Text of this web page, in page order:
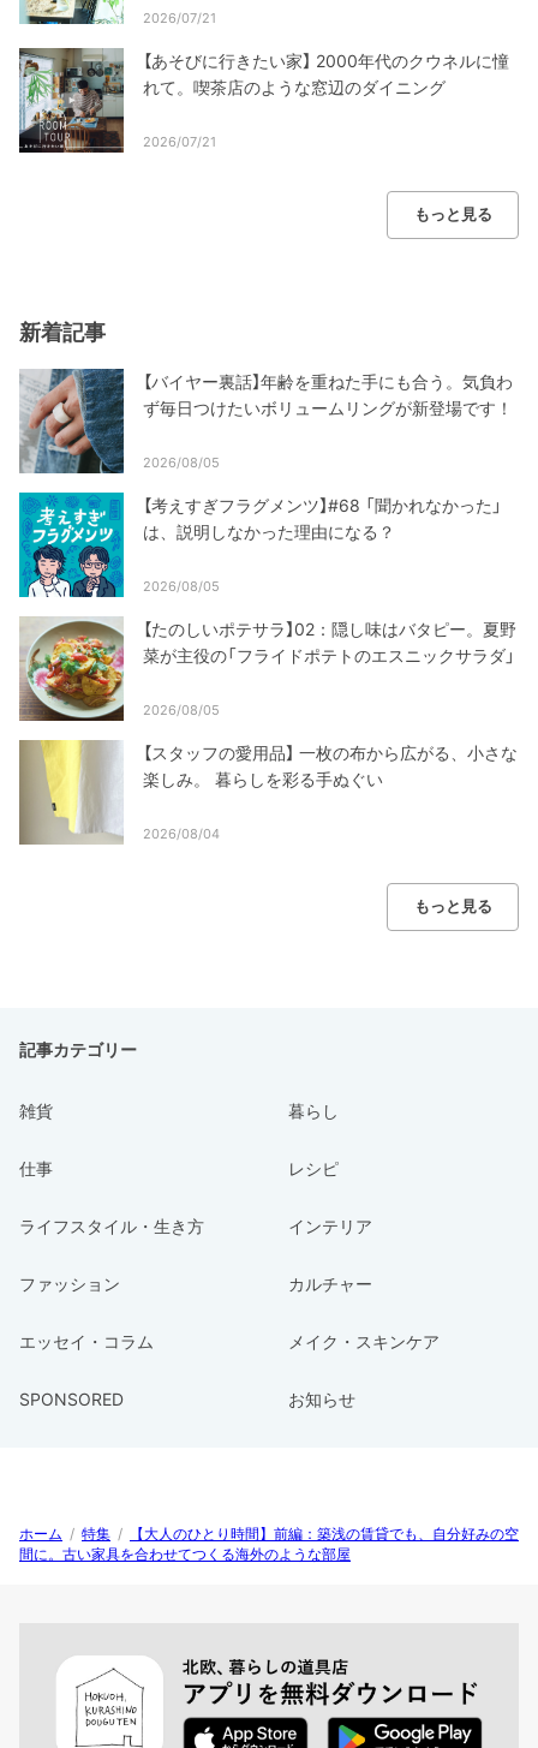
2026/07/21
【あそびに行きたい家】 2000年代のクウネルに憧
れて。喫茶店のような窓辺のダイニング
2026/07/21
もっと見る
新着記事
【バイヤー裏話】年齢を重ねた手にも合う。気負わ
ず毎日つけたいボリュームリングが新登場です！
2026/08/05
【考えすぎフラグメンツ】#68 「聞かれなかった」
は、説明しなかった理由になる？
2026/08/05
【たのしいポテサラ】02：隠し味はバタピー。夏野
菜が主役の「フライドポテトのエスニックサラダ」
2026/08/05
【スタッフの愛用品】 一枚の布から広がる、小さな
楽しみ。 暮らしを彩る手ぬぐい
2026/08/04
もっと見る
記事カテゴリー
雑貨 暮らし
仕事 レシピ
ライフスタイル・生き方 インテリア
ファッション カルチャー
エッセイ・コラム メイク・スキンケア
SPONSORED お知らせ
ホーム / 特集 /
【大人のひとり時間】前編：築浅の賃貸でも、自分好みの空
間に。古い家具を合わせてつくる海外のような部屋